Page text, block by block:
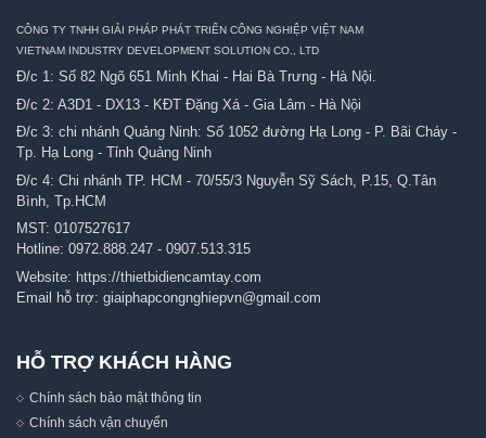
CÔNG TY TNHH GIẢI PHÁP PHÁT TRIỂN CÔNG NGHIỆP VIỆT NAM
VIETNAM INDUSTRY DEVELOPMENT SOLUTION CO., LTD
Đ/c 1: Số 82 Ngõ 651 Minh Khai - Hai Bà Trưng - Hà Nội.
Đ/c 2: A3D1 - DX13 - KĐT Đặng Xá - Gia Lâm - Hà Nội
Đ/c 3: chi nhánh Quảng Ninh: Số 1052 đường Hạ Long - P. Bãi Cháy -
Tp. Hạ Long - Tỉnh Quảng Ninh
Đ/c 4: Chi nhánh TP. HCM - 70/55/3 Nguyễn Sỹ Sách, P.15, Q.Tân
Bình, Tp.HCM
MST: 0107527617
Hotline: 0972.888.247 - 0907.513.315
Website: https://thietbidiencamtay.com
Email hỗ trợ: giaiphapcongnghiepvn@gmail.com
HỖ TRỢ KHÁCH HÀNG
Chính sách bảo mật thông tin
Chính sách vận chuyển